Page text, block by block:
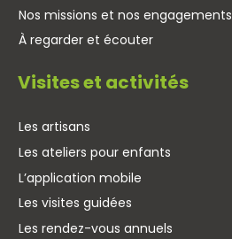
Nos missions et nos engagements
À regarder et écouter
Visites et activités
Les artisans
Les ateliers pour enfants
L’application mobile
Les visites guidées
Les rendez-vous annuels